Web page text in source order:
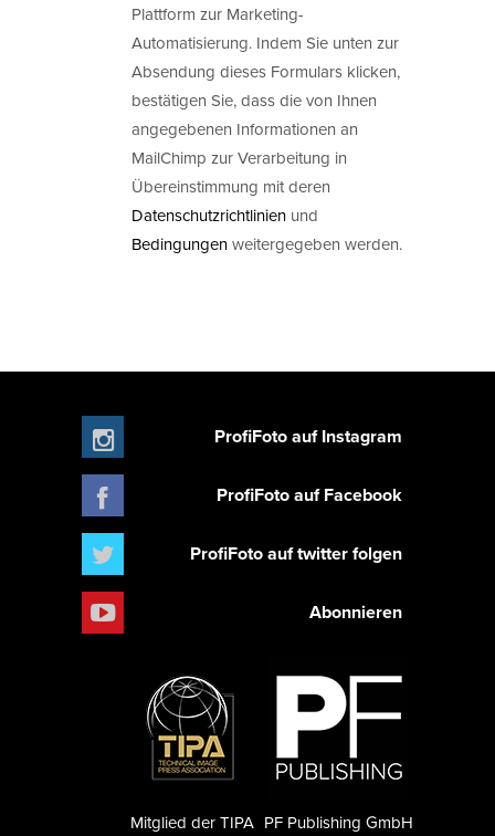
Plattform zur Marketing-
Automatisierung. Indem Sie unten zur
Absendung dieses Formulars klicken,
bestätigen Sie, dass die von Ihnen
angegebenen Informationen an
MailChimp zur Verarbeitung in
Übereinstimmung mit deren
Datenschutzrichtlinien und
Bedingungenweitergegeben werden.
ProfiFoto auf Instagram
ProfiFoto auf Facebook
ProfiFoto auf twitter folgen
Abonnieren
PF Publishing GmbH
Mitglied der TIPA